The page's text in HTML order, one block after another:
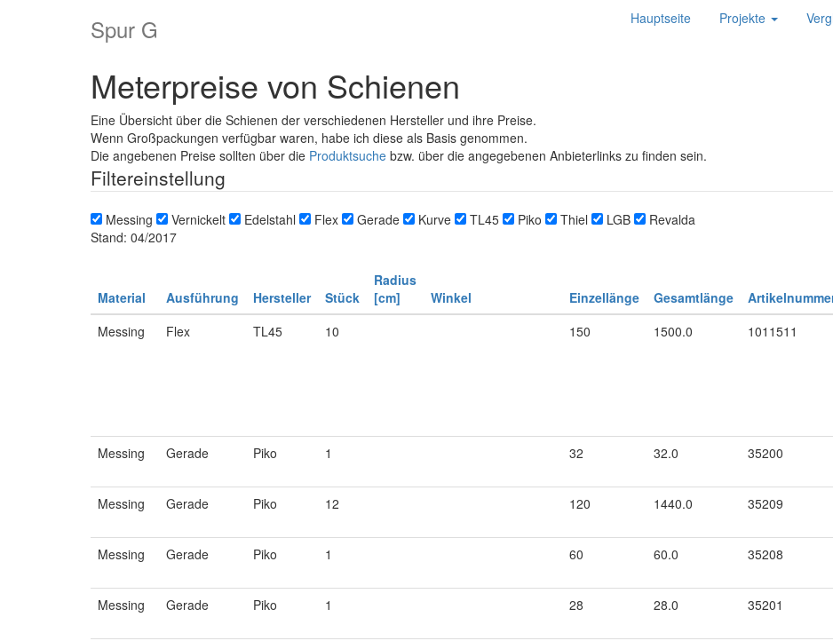
Hauptseite Projekte
Spur G
Meterpreise von Schienen
Eine Übersicht über die Schienen der verschiedenen Hersteller und ihre Preise.
Wenn Großpackungen verfügbar waren, habe ich diese als Basis genommen.
Die angebenen Preise sollten über die Produktsuche bzw. über die angegebenen Anbieterlinks zu finden sein.
Filtereinstellung
Messing Vernickelt Edelstahl Flex Gerade Kurve TL45 Piko Thiel LGB
Revalda
Stand: 04/2017
Material Ausführung Hersteller Stück
Radius
[cm]
Winkel Einzellänge Gesamtlänge
Messing
Flex TL45 10 150 1500.0 1011511
Messing Gerade Piko 1 32 32.0 35200
Messing
Gerade Piko 12 120 1440.0 35209
Messing
Gerade Piko 1 60 60.0 35208
Messing
Gerade Piko 1 28 28.0 35201